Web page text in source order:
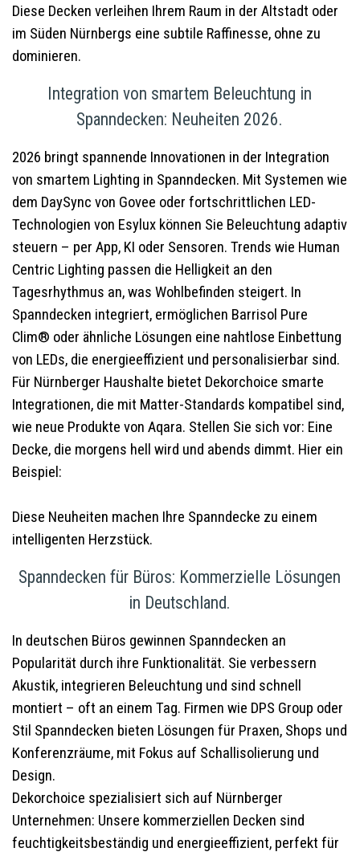
Diese Decken verleihen Ihrem Raum in der Altstadt oder
im Süden Nürnbergs eine subtile Raffinesse, ohne zu
dominieren.
Integration von smartem Beleuchtung in
Spanndecken: Neuheiten 2026.
2026 bringt spannende Innovationen in der Integration
von smartem Lighting in Spanndecken. Mit Systemen wie
dem DaySync von Govee oder fortschrittlichen LED-
Technologien von Esylux können Sie Beleuchtung adaptiv
steuern – per App, KI oder Sensoren. Trends wie Human
Centric Lighting passen die Helligkeit an den
Tagesrhythmus an, was Wohlbefinden steigert. In
Spanndecken integriert, ermöglichen Barrisol Pure
Clim® oder ähnliche Lösungen eine nahtlose Einbettung
von LEDs, die energieeffizient und personalisierbar sind.
Für Nürnberger Haushalte bietet Dekorchoice smarte
Integrationen, die mit Matter-Standards kompatibel sind,
wie neue Produkte von Aqara. Stellen Sie sich vor: Eine
Decke, die morgens hell wird und abends dimmt. Hier ein
Beispiel:
Diese Neuheiten machen Ihre Spanndecke zu einem
intelligenten Herzstück.
Spanndecken für Büros: Kommerzielle Lösungen
in Deutschland.
In deutschen Büros gewinnen Spanndecken an
Popularität durch ihre Funktionalität. Sie verbessern
Akustik, integrieren Beleuchtung und sind schnell
montiert – oft an einem Tag. Firmen wie DPS Group oder
Stil Spanndecken bieten Lösungen für Praxen, Shops und
Konferenzräume, mit Fokus auf Schallisolierung und
Design.
Dekorchoice spezialisiert sich auf Nürnberger
Unternehmen: Unsere kommerziellen Decken sind
feuchtigkeitsbeständig und energieeffizient, perfekt für